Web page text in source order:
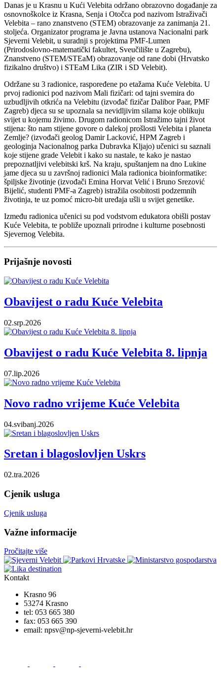
Danas je u Krasnu u Kući Velebita održano obrazovno događanje za
osnovnoškolce iz Krasna, Senja i Otočca pod nazivom Istraživači
Velebita – rano znanstveno (STEM) obrazovanje za zanimanja 21.
stoljeća. Organizator programa je Javna ustanova Nacionalni park
Sjeverni Velebit, u suradnji s projektima PMF-Lumen
(Prirodoslovno-matematički fakultet, Sveučilište u Zagrebu),
Znanstveno (STEM/STEaM) obrazovanje od rane dobi (Hrvatsko
fizikalno društvo) i STEaM Lika (ZIR i SD Velebit).
Održane su 3 radionice, raspoređene po etažama Kuće Velebita. U
prvoj radionici pod nazivom Mali fizičari: od tajni svemira do
uzbudljivih otkrića na Velebitu (izvođač fizičar Dalibor Paar, PMF
Zagreb) djeca su se upoznala sa nevidljivim silama koje oblikuju
svijet u kojemu živimo. Drugom radionicom Istražimo tajni život
stijena: što nam stijene govore o dalekoj prošlosti Velebita i planeta
Zemlje? (izvođači geolog Damir Lacković, HPM Zagreb i
geologinja Nacionalnog parka Dubravka Kljajo) učenici su saznali
koje stijene grade Velebit i kako su nastale, te kako je nastao
prepoznatljivi velebitski krš. Na kraju, spuštanjem na dno Lukine
jame djeca su u završnoj radionici Mala radionica bioinformatike:
špiljske životinje (izvođači Emina Horvat Velić i Bruno Srezović
Bijelić, studenti PMF-a Zagreb) istražila osobitosti podzemnih
životinja, te uz pomoć micro-bit uređaja ušli u svijet genetike.
Između radionica učenici su pod vodstvom edukatora obišli postav
Kuće Velebita, te pobliže upoznali prirodne i kulturne posebnosti
Sjevernog Velebita.
Prijašnje novosti
Obavijest o radu Kuće Velebita
02.srp.2026
Obavijest o radu Kuće Velebita 8. lipnja
07.lip.2026
Novo radno vrijeme Kuće Velebita
04.svibanj.2026
Sretan i blagoslovljen Uskrs
02.tra.2026
Cjenik usluga
Cjenik usluga
Važne informacije
Pročitajte više
Kontakt
Krasno 96
53274 Krasno
tel: 053 665 380
fax: 053 665 390
email: npsv@np-sjeverni-velebit.hr